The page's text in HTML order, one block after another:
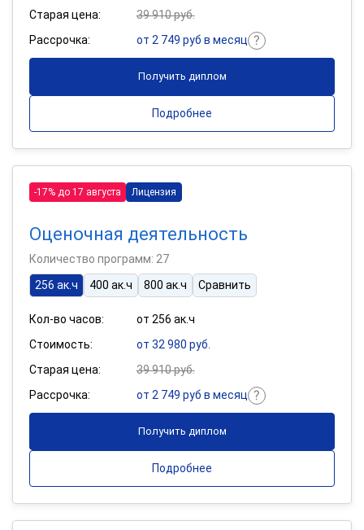
Старая цена:
39 910 руб.
Рассрочка:
от 2 749 руб в месяц
Получить диплом
Подробнее
-17% до 17 августа Лицензия
Оценочная деятельность
Количество программ: 27
256 ак.ч
400 ак.ч 800 ак.ч Сравнить
Кол-во часов:
от 256 ак.ч
Стоимость:
от 32 980 руб.
Старая цена:
39 910 руб.
Рассрочка:
от 2 749 руб в месяц
Получить диплом
Подробнее